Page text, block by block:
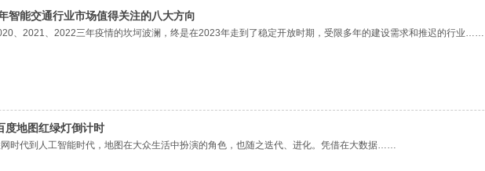
智能交通行业市场值得关注的八大方向
、2021、2022三年疫情的坎坷波澜，终是在2023年走到了稳定开放时期，受限多年的建设需求和推迟的行业……
度地图红绿灯倒计时
时代到人工智能时代，地图在大众生活中扮演的角色，也随之迭代、进化。凭借在大数据……